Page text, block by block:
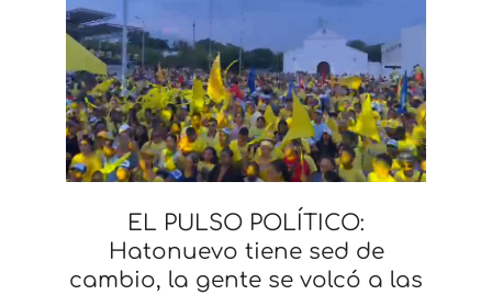
EL PULSO POLÍTICO:
Hatonuevo tiene sed de
cambio, la gente se volcó a las